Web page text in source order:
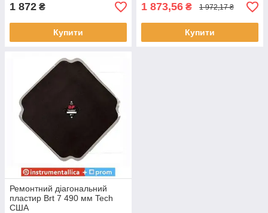
1 872 ₴
Купити
1 873,56 ₴ 1 972,17 ₴
Купити
Ремонтний діагональний
пластир Вrt 7 490 мм Tech
США